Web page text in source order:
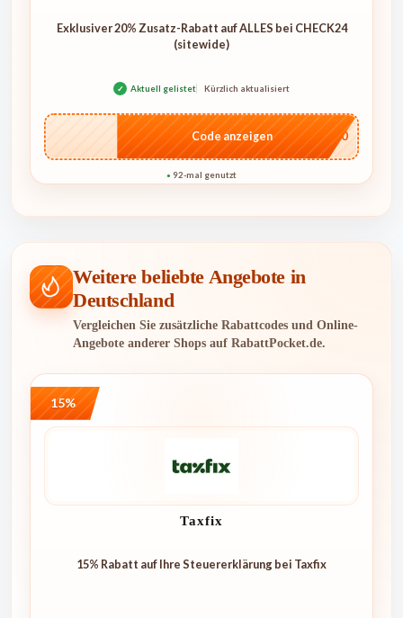
Exklusiver 20% Zusatz-Rabatt auf ALLES bei CHECK24
(sitewide)
✓ Aktuell gelistet Kürzlich aktualisiert
…ME20
Code anzeigen
● 92-mal genutzt
Weitere beliebte Angebote in
Deutschland
Vergleichen Sie zusätzliche Rabattcodes und Online-
Angebote anderer Shops auf RabattPocket.de.
15%
Taxfix
15% Rabatt auf Ihre Steuererklärung bei Taxfix